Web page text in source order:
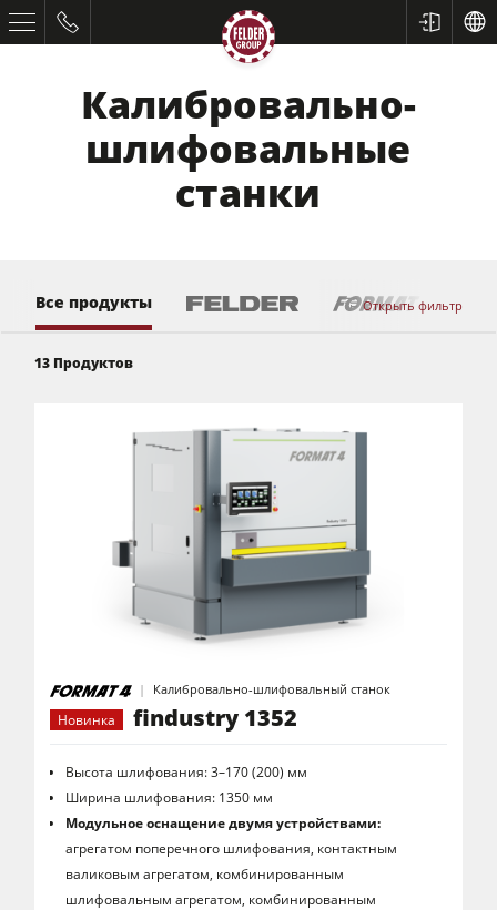
Строгальные станки
Пильно-фрезерные станки
5-ти операционные комбинированные станки
Обрабатывающие центры с ЧПУ
Калибровально-шлифовальные станки
Шлифовальные станки
Cтанок для брашировния древесины
Ленточнопильные станки
Сверлильно-присадочные станки
Пильные центры
Калибровально-
шлифовальные
станки
Открыть фильтр
Все продукты
13 Продуктов
Калибровально-шлифовальный станок
Новинка
findustry 1352
Высота шлифования: 3–170 (200) мм
Ширина шлифования: 1350 мм
Модульное оснащение двумя устройствами:
агрегатом поперечного шлифования, контактным
валиковым агрегатом, комбинированным
шлифовальным агрегатом, комбинированным